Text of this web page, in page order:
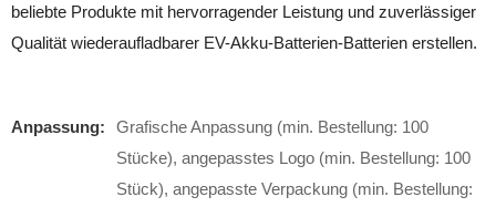
beliebte Produkte mit hervorragender Leistung und zuverlässiger
Qualität wiederaufladbarer EV-Akku-Batterien-Batterien erstellen.
Anpassung:
Grafische Anpassung (min. Bestellung: 100
Stücke), angepasstes Logo (min. Bestellung: 100
Stück), angepasste Verpackung (min. Bestellung: